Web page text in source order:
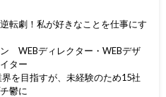
転劇！私が好きなことを仕事にす
WEBディレクター・WEBデザ
ター
を目指すが、未経験のため15社
鬱に